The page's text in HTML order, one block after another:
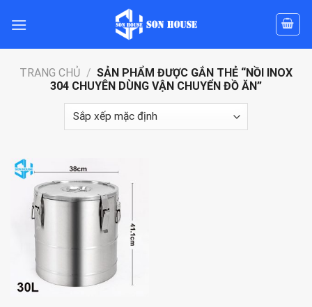
TRANG CHỦ / SẢN PHẨM ĐƯỢC GẮN THẺ “NỒI INOX
304 CHUYÊN DÙNG VẬN CHUYỂN ĐỒ ĂN”